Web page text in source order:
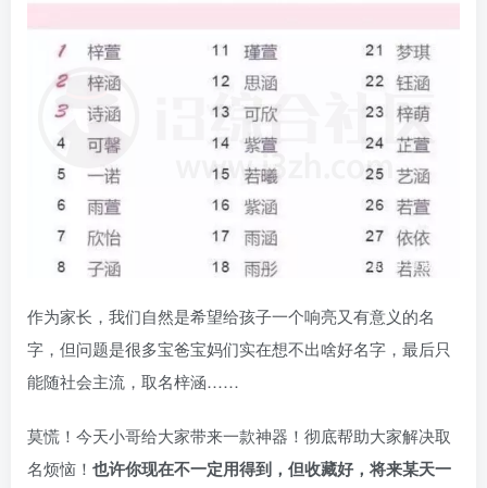
作为家长，我们自然是希望给孩子一个响亮又有意义的名
字，但问题是很多宝爸宝妈们实在想不出啥好名字，最后只
能随社会主流，取名梓涵……
莫慌！今天小哥给大家带来一款神器！彻底帮助大家解决取
名烦恼！ 也许你现在不一定用得到，但收藏好，将来某天一